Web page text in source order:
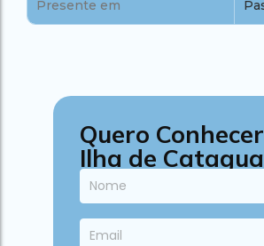
Presente em
Quero
Ilha de